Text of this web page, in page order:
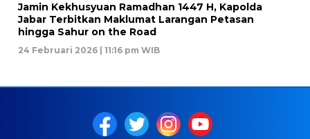
Jamin Kekhusyuan Ramadhan 1447 H, Kapolda
Jabar Terbitkan Maklumat Larangan Petasan
hingga Sahur on the Road
24 Februari 2026 | 11:16 pm WIB